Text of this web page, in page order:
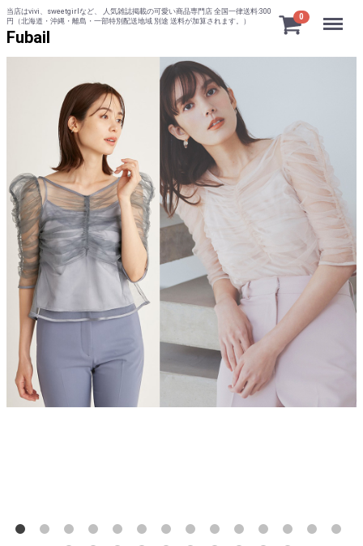
当店はvivi、sweetgirlなど、 人気雑誌掲載の可愛い商品専門店 全国一律送料:300
円（北海道・沖縄・離島・一部特別配送地域 別途 送料が加算されます。）
Fubail
0 Menu